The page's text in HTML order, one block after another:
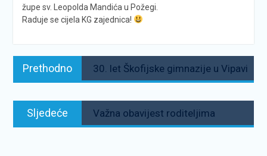
župe sv. Leopolda Mandića u Požegi.
Raduje se cijela KG zajednica!
Navigacija
objava
Prethodno Prethodno:
30. let Škofijske gimnazije u Vipavi
Sljedeće Sljedeće:
Važna obavijest roditeljima